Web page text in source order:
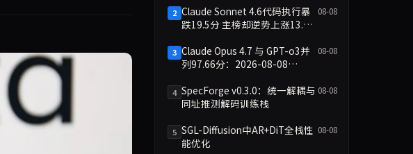
2 Claude Sonnet 4.6代码执行暴
跌19.5分 主榜却逆势上涨13.8
08-08
3 Claude Opus 4.7 与 GPT-o3并
列97.66分：2026-08-08
08-08
4 SpecForge v0.3.0：统一解耦与
同址推测解码训练栈
08-08
5 SGL-Diffusion中AR+DiT全栈性
能优化
08-08